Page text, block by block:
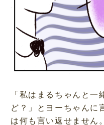
「私はまるちゃんと
ど？」とヨーちゃんに
は何も言い返せません。